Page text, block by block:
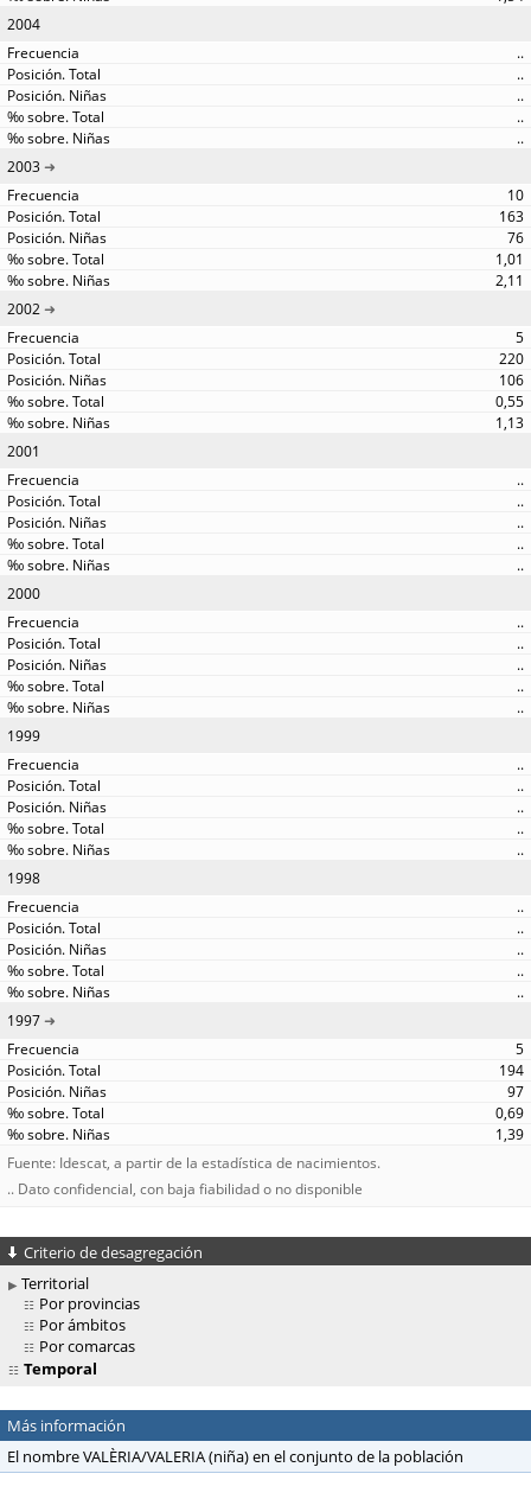
2004
..
..
..
..
..
2003
10
163
76
1,01
2,11
2002
5
220
106
0,55
1,13
2001
..
..
..
..
..
2000
..
..
..
..
..
1999
..
..
..
..
..
1998
..
..
..
..
..
1997
5
194
97
0,69
1,39
Fuente: Idescat, a partir de la estadística de nacimientos.
.. Dato confidencial, con baja fiabilidad o no disponible
Criterio de desagregación
Territorial
Por provincias
Por ámbitos
Por comarcas
Temporal
Más información
El nombre VALÈRIA/VALERIA (niña) en el conjunto de la población